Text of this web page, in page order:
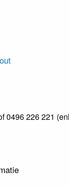
0496 226 221